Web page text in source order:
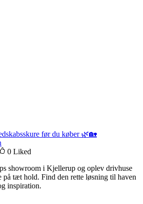
før du køber 🌿🏡
0 Liked
showroom i Kjellerup og oplev drivhuse
på tæt hold. Find den rette løsning til haven
inspiration.